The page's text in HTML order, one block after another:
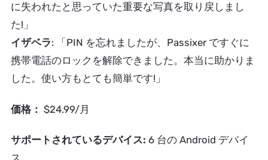
に失われたと思っていた重要な写真を取り戻しまし
た!」
イザベラ: 「PIN を忘れましたが、Passixer ですぐに
携帯電話のロックを解除できました。本当に助かりま
した。使い方もとても簡単です!」
価格： $24.99/月
サポートされているデバイス: 6 台の Android デバイ